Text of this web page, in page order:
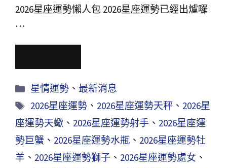
2026星座運勢懶人包 2026星座運勢已經出爐囉
…
星情運勢 、最新消息
2026星座運勢 、 2026星座運勢天秤 、 2026星
座運勢天蠍 、 2026星座運勢射手 、 2026星座運
勢巨蟹 、 2026星座運勢水瓶 、 2026星座運勢牡
羊 、 2026星座運勢獅子 、 2026星座運勢處女 、